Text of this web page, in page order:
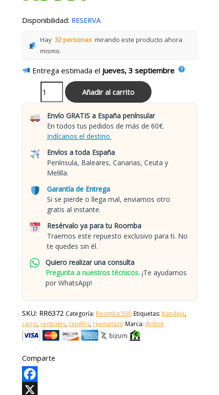
Disponibilidad: RESERVA
Hay 32 personas mirando este producto ahora
mismo.
Entrega estimada el jueves, 3 septiembre
Añadir al carrito
Envío GRATIS a España penínsular
En todos tus pedidos de más de 60€.
Indícanos el destino.
Envíos a toda España
Península, Baleares, Canarias, Ceuta y
Melilla.
Garantía de Entrega
Si se pierde o llega mal, enviamos otro
gratis al instante.
Resérvalo ya para tu Roomba
Traemos este repuesto exclusivo para ti. No
te quedes sin él.
Quiero realizar una consulta
Pregunta a nuestros técnicos. ¡Te ayudamos
por WhatsApp!
SKU: RR6372 Categoría: Roomba 500 Etiquetas: bandeja,
carro, centrales, cepillos, reemplazo Marca: iRobot
Comparte
Facebook